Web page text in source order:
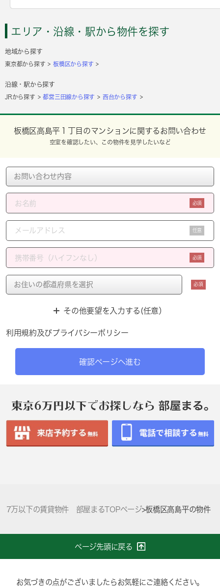
エリア・沿線・駅から物件を探す
地域から探す
東京都から探す 板橋区から探す
沿線・駅から探す
JRから探す 都営三田線から探す 西台から探す
板橋区高島平１丁目のマンションに関するお問い合わせ
空室を確認したい、この物件を見学したいなど
必須
任意
必須
必須
その他要望を入力する(任意）
利用規約及びプライバシーポリシー
確認ページへ進む
7万以下の賃貸物件 部屋まるTOPページ>板橋区高島平の物件
ページ先頭に戻る
お気づきの点がございましたらお気軽にご連絡ください。